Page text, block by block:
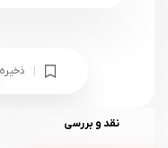
ذخیره
نقد و بررسی